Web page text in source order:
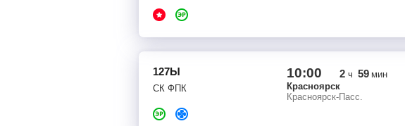
127Ы
СК ФПК
10:00 2 ч59мин
Красноярск
Красноярск-Пасс.